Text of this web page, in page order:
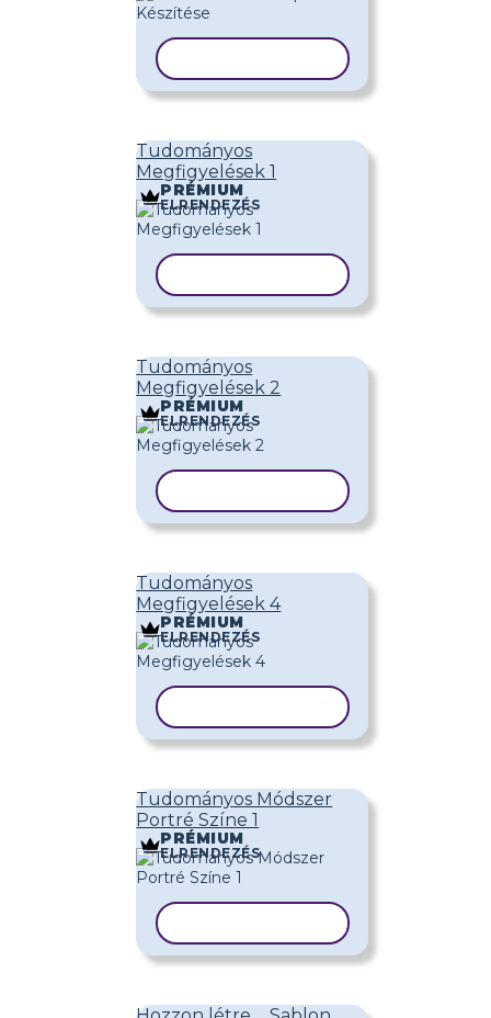
Tudományos
Megfigyelések 1
PRÉMIUM
ELRENDEZÉS
Tudományos
Megfigyelések 2
PRÉMIUM
ELRENDEZÉS
Tudományos
Megfigyelések 4
PRÉMIUM
ELRENDEZÉS
Tudományos Módszer
Portré Színe 1
PRÉMIUM
ELRENDEZÉS